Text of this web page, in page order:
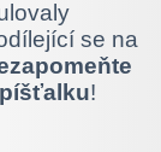
se na
!